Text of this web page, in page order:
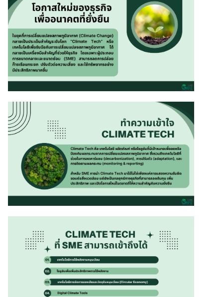
Green Transition Advisory Loan
Electronics & Electrical Appliances Loan
Construction Material Loan
เครื่องคำนวณสินเชื่อ SME